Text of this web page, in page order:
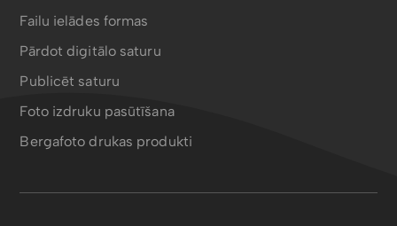
Failu ielādes formas
Pārdot digitālo saturu
Publicēt saturu
Foto izdruku pasūtīšana
Bergafoto drukas produkti